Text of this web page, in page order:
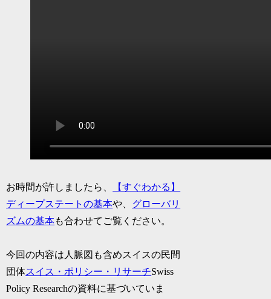
お時間が許しましたら、
【すぐわかる】
ディープステートの基本や、 グローバリ
ズムの基本も合わせてご覧ください。
今回の内容は人脈図も含めスイスの民間
団体スイス・ポリシー・リサーチSwiss
Policy Researchの資料に基づいていま